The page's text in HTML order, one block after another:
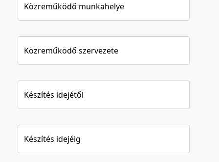
Közreműködő munkahelye
Közreműködő szervezete
Készítés idejétől
Készítés idejéig